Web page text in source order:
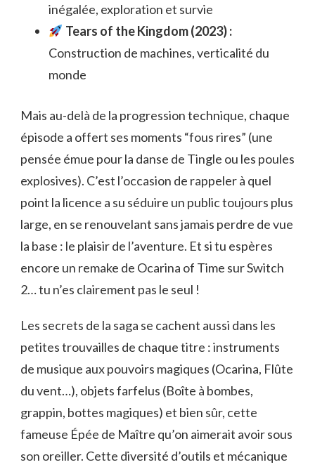
inégalée, exploration et survie
Tears of the Kingdom (2023) :
Construction de machines, verticalité du
monde
Mais au-delà de la progression technique, chaque
épisode a offert ses moments “fous rires” (une
pensée émue pour la danse de Tingle ou les poules
explosives). C’est l’occasion de rappeler à quel
point la licence a su séduire un public toujours plus
large, en se renouvelant sans jamais perdre de vue
la base : le plaisir de l’aventure. Et si tu espères
encore un remake de Ocarina of Time sur Switch
2… tu n’es clairement pas le seul !
Les secrets de la saga se cachent aussi dans les
petites trouvailles de chaque titre : instruments
de musique aux pouvoirs magiques (Ocarina, Flûte
du vent…), objets farfelus (Boîte à bombes,
grappin, bottes magiques) et bien sûr, cette
fameuse Épée de Maître qu’on aimerait avoir sous
son oreiller. Cette diversité d’outils et mécanique